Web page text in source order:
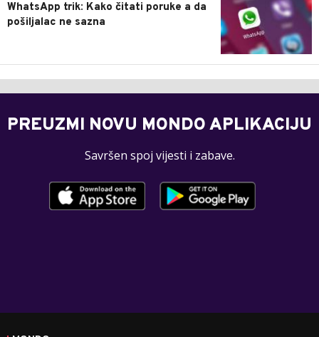
WhatsApp trik: Kako čitati poruke a da
pošiljalac ne sazna
PREUZMI NOVU MONDO APLIKACIJU
Savršen spoj vijesti i zabave.